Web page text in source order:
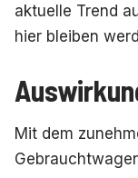
aktuelle Trend
hier bleiben
Mit dem